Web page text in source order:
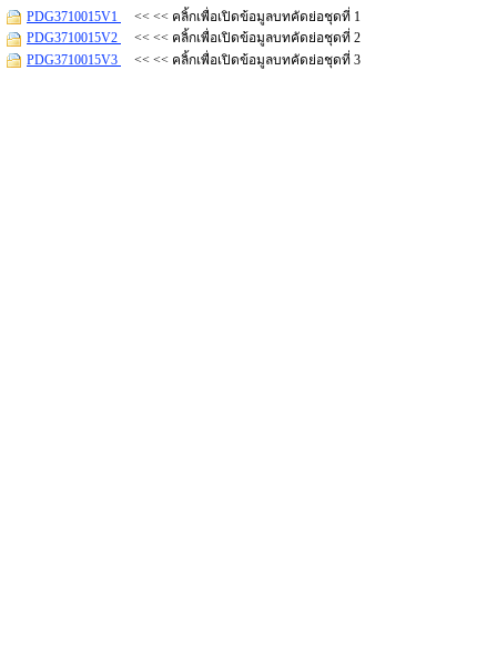
PDG3710015V1
<< << คลิ้กเพื่อเปิดข้อมูลบทคัดย่อชุดที่ 1
PDG3710015V2
<< << คลิ้กเพื่อเปิดข้อมูลบทคัดย่อชุดที่ 2
PDG3710015V3
<< << คลิ้กเพื่อเปิดข้อมูลบทคัดย่อชุดที่ 3